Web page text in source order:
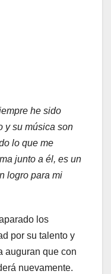
he sido
y su música son
lo que me
junto a él, es un
logro para mi
los
por su talento y
auguran que con
nuevamente.